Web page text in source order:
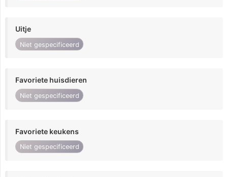
Uitje
Niet gespecificeerd
Favoriete huisdieren
Niet gespecificeerd
Favoriete keukens
Niet gespecificeerd